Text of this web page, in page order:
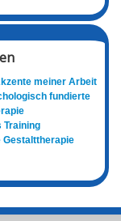
meiner Arbeit
fundierte
Training
Gestalttherapie